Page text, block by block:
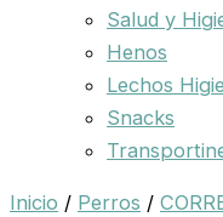
Salud y
Henos
Lechos
Snacks
Inicio / Perros /